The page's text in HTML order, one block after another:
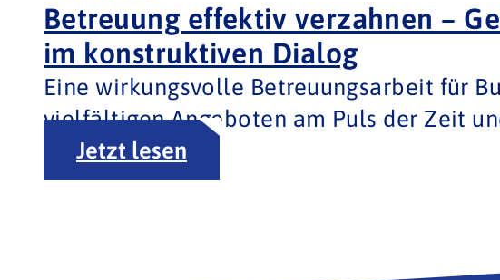
Betreuung effektiv verzahnen –
im konstruktiven Dialog
Eine wirkungsvolle Betreuungsarbeit für
vielfältigen Angeboten am Puls der Zeit
Jetzt lesen